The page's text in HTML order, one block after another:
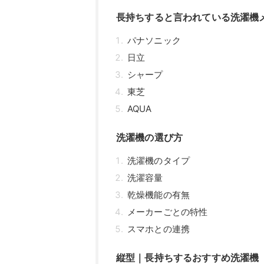
長持ちすると言われている洗濯機
パナソニック
日立
シャープ
東芝
AQUA
洗濯機の選び方
洗濯機のタイプ
洗濯容量
乾燥機能の有無
メーカーごとの特性
スマホとの連携
縦型｜長持ちするおすすめ洗濯機